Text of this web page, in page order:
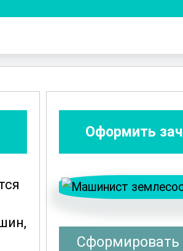
Оформить
Сформировать